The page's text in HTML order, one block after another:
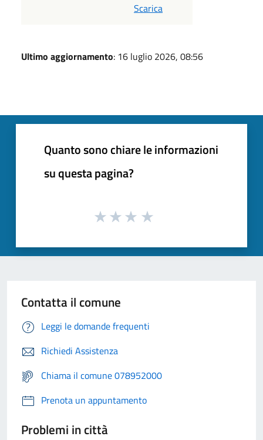
Scarica
Ultimo aggiornamento: 16 luglio 2026, 08:56
Quanto sono chiare le informazioni
su questa pagina?
Contatta il comune
Leggi le domande frequenti
Richiedi Assistenza
Chiama il comune 078952000
Prenota un appuntamento
Problemi in città